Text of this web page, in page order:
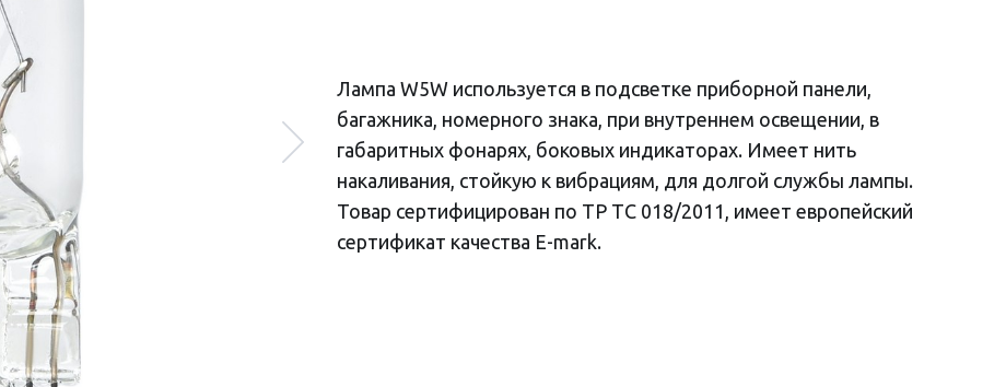
Лампа W5W используется в подсветке приборной панели,
багажника, номерного знака, при внутреннем освещении, в
габаритных фонарях, боковых индикаторах. Имеет нить
накаливания, стойкую к вибрациям, для долгой службы лампы.
Товар сертифицирован по ТР ТС 018/2011, имеет европейский
сертификат качества E-mark.